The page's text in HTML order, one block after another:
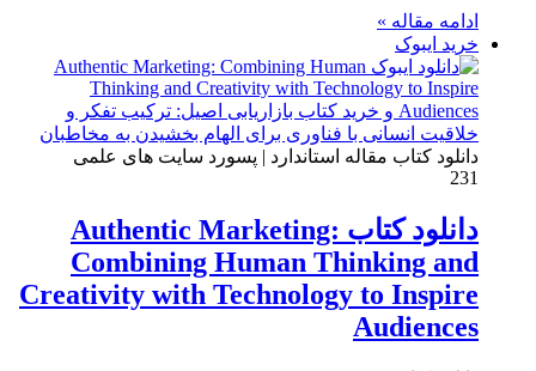
ادامه مقاله »
خرید ایبوک
دانلود کتاب مقاله استاندارد | پسورد سایت های علمی
231
دانلود کتاب Authentic Marketing:
Combining Human Thinking and
Creativity with Technology to Inspire
Audiences